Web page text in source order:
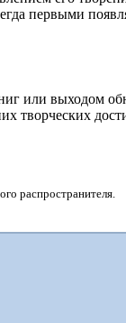
первыми
или выходом
творческих
распространителя.